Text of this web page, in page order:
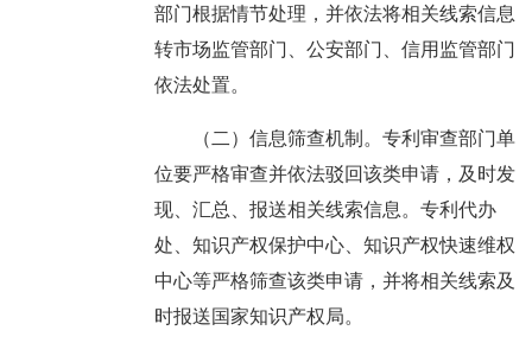
部门根据情节处理，并依法将相关线索信息
转市场监管部门、公安部门、信用监管部门
依法处置。
（二）信息筛查机制。专利审查部门单
位要严格审查并依法驳回该类申请，及时发
现、汇总、报送相关线索信息。专利代办
处、知识产权保护中心、知识产权快速维权
中心等严格筛查该类申请，并将相关线索及
时报送国家知识产权局。